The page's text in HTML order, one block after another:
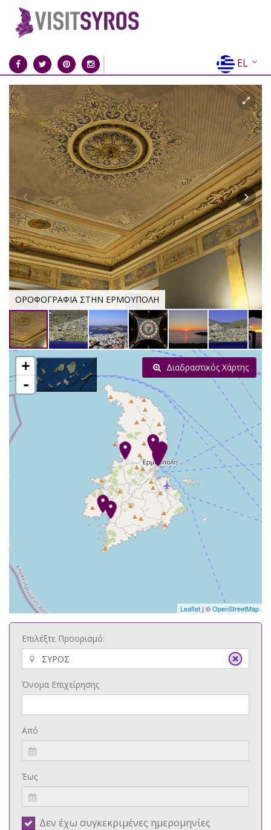
EL
EN
FR
DE
IT
ES
RU
CN
ΟΡΟΦΟΓΡΑΦΙΑ ΣΤΗΝ ΕΡΜΟΥΠΟΛΗ
+
-
Leaflet | ©OpenStreetMap
Διαδραστικός Χάρτης
Επιλέξτε Προορισμό:
Όνομα Επιχείρησης
Από
Έως
Δεν έχω συγκεκριμένες ημερομηνίες